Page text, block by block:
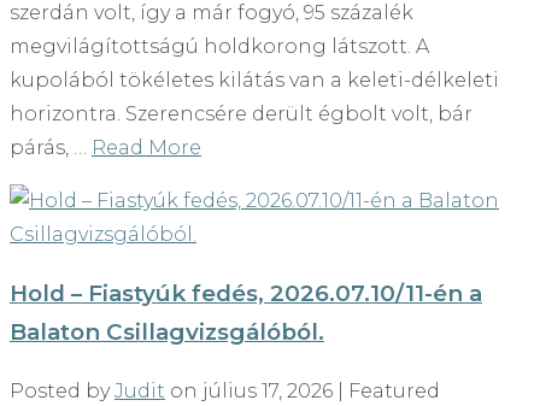
szerdán volt, így a már fogyó, 95 százalék
megvilágítottságú holdkorong látszott. A
kupolából tökéletes kilátás van a keleti-délkeleti
horizontra. Szerencsére derült égbolt volt, bár
párás, … Read More
Hold – Fiastyúk fedés, 2026.07.10/11-én a
Balaton Csillagvizsgálóból.
Posted byJudit on július 17, 2026 | Featured